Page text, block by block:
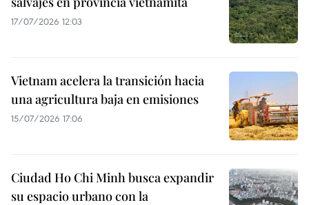
17/07/2026 12:03
Vietnam acelera la transición hacia
una agricultura baja en emisiones
15/07/2026 17:06
Ciudad Ho Chi Minh busca expandir
su espacio urbano con la